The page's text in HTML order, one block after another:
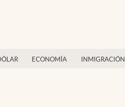
ECONOMÍA INMIGRACIÓN